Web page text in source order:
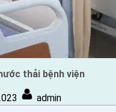
thải bệnh viện
By
admin